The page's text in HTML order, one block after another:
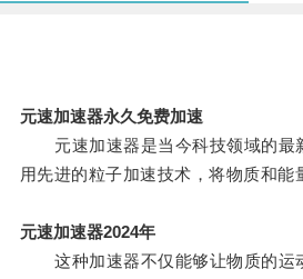
元速加速器永久免费加速
元速加速器是当今科技领域的最
用先进的粒子加速技术，将物质和能
元速加速器2024年
这种加速器不仅能够让物质的运